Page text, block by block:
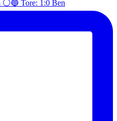
⚪️🔵 Tore: 1:0 Ben